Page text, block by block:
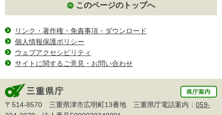
このページのトップへ
リンク・著作権・免責事項・ダウンロード
個人情報保護ポリシー
ウェブアクセシビリティ
サイトに関するご意見・お問い合わせ
〒514-8570 三重県津市広明町13番地 三重県庁電話案内： 059-